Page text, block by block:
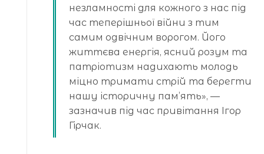
незламності для кожного з нас під
час теперішньої війни з тим
самим одвічним ворогом. Його
життєва енергія, ясний розум та
патріотизм надихають молодь
міцно тримати стрій та берегти
нашу історичну пам’ять», —
зазначив під час привітання Ігор
Гірчак.